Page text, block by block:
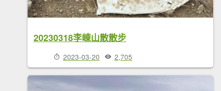
20230318李崠山散散步
2023-03-20 2,705